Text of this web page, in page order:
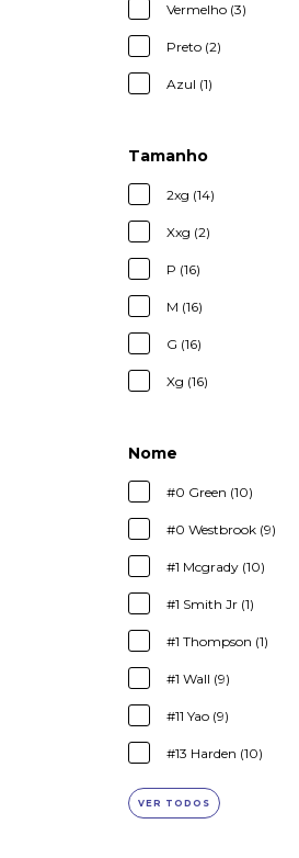
Vermelho (3)
Preto (2)
Azul (1)
Tamanho
2xg (14)
Xxg (2)
P (16)
M (16)
G (16)
Xg (16)
Nome
#0 Green (10)
#0 Westbrook (9)
#1 Mcgrady (10)
#1 Smith Jr (1)
#1 Thompson (1)
#1 Wall (9)
#11 Yao (9)
#13 Harden (10)
VER TODOS